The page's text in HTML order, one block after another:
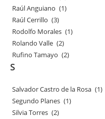
Raúl Anguiano (1)
Raúl Cerrillo (3)
Rodolfo Morales (1)
Rolando Valle (2)
Rufino Tamayo (2)
S
Salvador Castro de la Rosa (1)
Segundo Planes (1)
Silvia Torres (2)